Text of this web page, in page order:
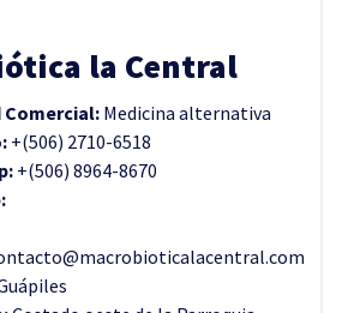
la Central
Comercial: Medicina alternativa
+(506) 2710-6518
+(506) 8964-8670